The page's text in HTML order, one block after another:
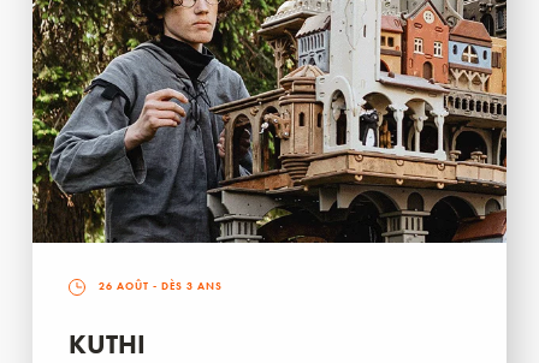
26 AOÛT - DÈS 3 ANS
KUTHI